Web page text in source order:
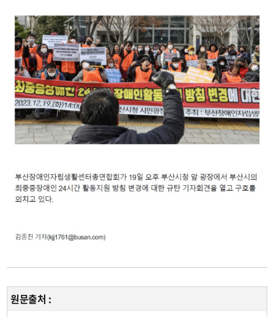
원문출처 :